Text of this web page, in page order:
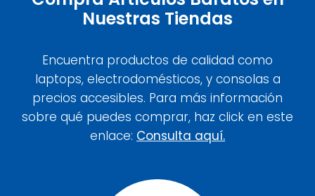
Nuestras Tiendas
Encuentra productos de calidad como
laptops, electrodomésticos, y consolas a
precios accesibles. Para más información
sobre qué puedes comprar, haz click en este
enlace: Consulta aquí.